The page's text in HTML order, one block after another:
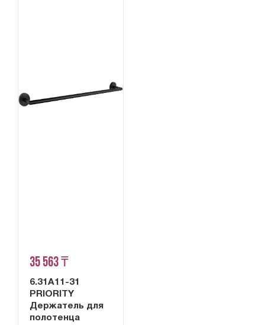
35 563 ₸
6.31A11-31
PRIORITY
Держатель для
полотенца